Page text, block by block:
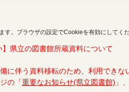
す。ブラウザの設定でCookieを有効にしてく
】県立の図書館所蔵資料について
に伴う資料移転のため、利用できな
の「 重要なお知らせ(県立図書館) 」